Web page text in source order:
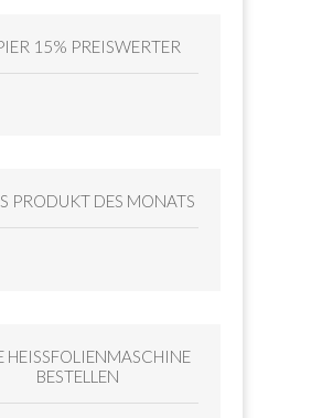
15% PREISWERTER
PRODUKT DES MONATS
HEISSFOLIENMASCHINE
BESTELLEN